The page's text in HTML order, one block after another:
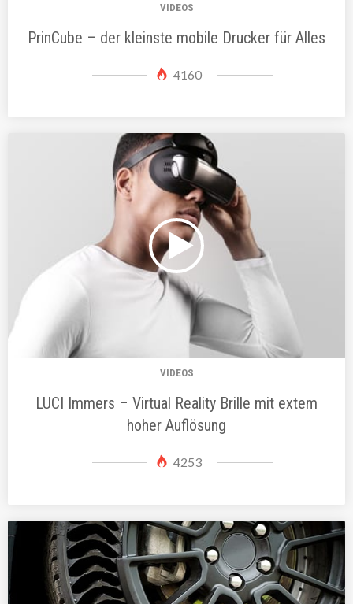
VIDEOS
PrinCube – der kleinste mobile Drucker für Alles
4160
VIDEOS
LUCI Immers – Virtual Reality Brille mit extem
hoher Auflösung
4253